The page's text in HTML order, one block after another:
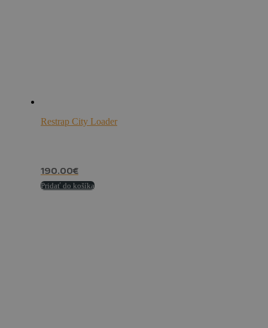
Restrap City Loader
190.00€
Pridať do košíka